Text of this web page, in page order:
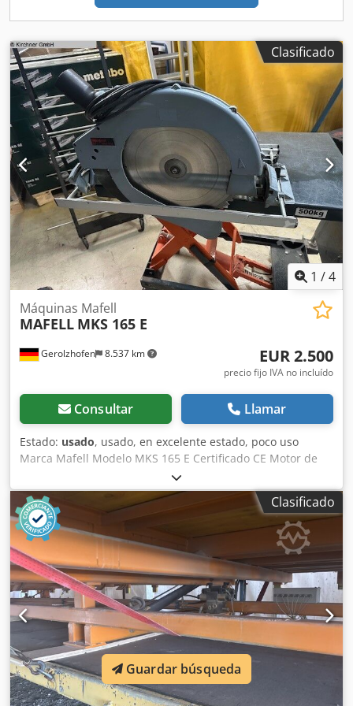
Clasificado
1 /4
Gerolzhofen 8.537 km
Máquinas Mafell
MAFELL MKS 165 E
EUR 2.500
precio fijo IVA no incluído
Consultar Llamar
Estado: usado, usado, en excelente estado, poco uso
Marca Mafell Modelo MKS 165 E Certificado CE Motor de
2,7 kW Motor con freno Altura de corte 165 mm Diámetro
de la hoja 410 mm Precio nuevo aprox. 4.000,00 € Dkodpfx
Ahoycxhkjyor Ubicación: 97447 Gerolzhofen, cargado
libremente, sin embalar Entrega en el estado actual, tal
como se inspeccionó, sin garantía ni responsabilidad
Clasificado
Guardar búsqueda